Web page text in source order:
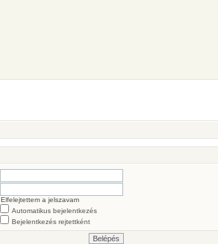
Elfelejtettem a jelszavam
Automatikus bejelentkezés
Bejelentkezés rejtettként